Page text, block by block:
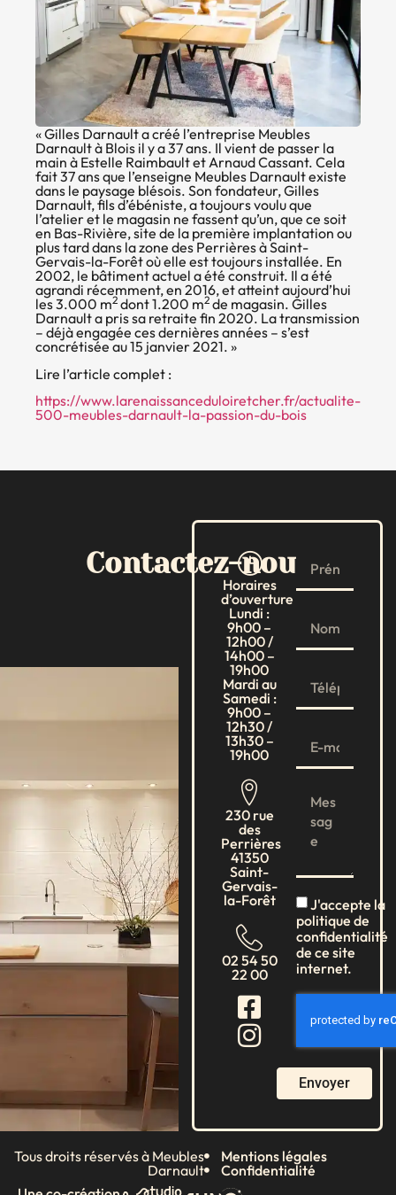
« Gilles Darnault a créé l’entreprise Meubles
Darnault à Blois il y a 37 ans. Il vient de passer la
main à Estelle Raimbault et Arnaud Cassant. Cela
fait 37 ans que l’enseigne Meubles Darnault existe
dans le paysage blésois. Son fondateur, Gilles
Darnault, fils d’ébéniste, a toujours voulu que
l’atelier et le magasin ne fassent qu’un, que ce soit
en Bas-Rivière, site de la première implantation ou
plus tard dans la zone des Perrières à Saint-
Gervais-la-Forêt où elle est toujours installée. En
2002, le bâtiment actuel a été construit. Il a été
agrandi récemment, en 2016, et atteint aujourd’hui
les 3.000 m2 dont 1.200 m2 de magasin. Gilles
Darnault a pris sa retraite fin 2020. La transmission
– déjà engagée ces dernières années – s’est
concrétisée au 15 janvier 2021. »
Lire l’article complet :
https://www.larenaissanceduloiretcher.fr/actualite-
500-meubles-darnault-la-passion-du-bois
Contactez-nous
Horaires
d’ouverture
Lundi :
9h00 –
12h00 /
14h00 –
19h00
Mardi au
Samedi :
9h00 –
12h30 /
13h30 –
19h00
230 rue
des
Perrières
41350
Saint-
Gervais-
la-Forêt
02 54 50
22 00
J'accepte la
politique de
confidentialité
de ce site
internet.
Envoyer
Tous droits réservés à Meubles
Darnault
Mentions légales
Confidentialité